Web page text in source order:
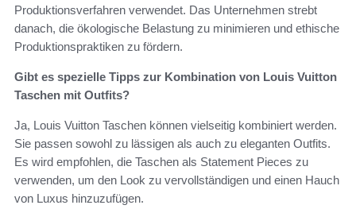
Produktionsverfahren verwendet. Das Unternehmen strebt
danach, die ökologische Belastung zu minimieren und ethische
Produktionspraktiken zu fördern.
Gibt es spezielle Tipps zur Kombination von Louis Vuitton
Taschen mit Outfits?
Ja, Louis Vuitton Taschen können vielseitig kombiniert werden.
Sie passen sowohl zu lässigen als auch zu eleganten Outfits.
Es wird empfohlen, die Taschen als Statement Pieces zu
verwenden, um den Look zu vervollständigen und einen Hauch
von Luxus hinzuzufügen.